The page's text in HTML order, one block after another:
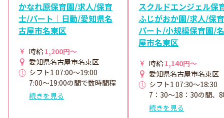
かなれ原保育園/求人/保育
士/パート｜日勤/愛知県名
古屋市名東区
時給 1,200円～
愛知県名古屋市名東区
シフト1 07:00～19:00
7:00～19:00の間で数時間程
度（休憩時間は法定通り）
続きを見る
スクルドエンジェル保
ふじがおか園/求人/保
パート/小規模保育園/
屋市名東区
時給 1,140円～
愛知県名古屋市名東区
シフト1 07:30～18:30
7：30～18：30の間、
以内でご相談
続きを見る